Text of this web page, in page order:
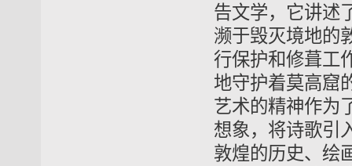
告文学，它讲述
濒于毁灭境地的
行保护和修葺工
地守护着莫高窟
艺术的精神作为
想象，将诗歌引
敦煌的历史、绘